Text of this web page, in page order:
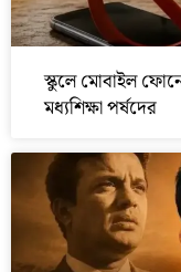
স্কুলে মোবাইল
মধ্যশিক্ষা পর্ষদের